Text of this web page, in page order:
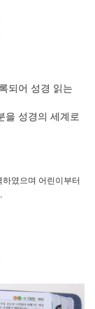
되어 성경 읽는
을 성경의 세계로
였으며 어린이부터